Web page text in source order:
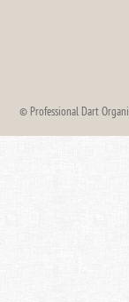
© Professional Dart